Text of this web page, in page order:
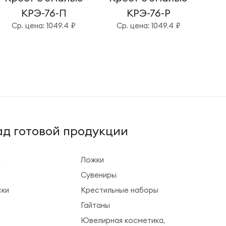
КРЭ-76-П
Cр. цена: 1049.4 ₽
КРЭ-76-Р
Cр. цена: 1049.4 ₽
готовой продукции
Ложки
Сувениры
Крестильные наборы
Гайтаны
Ювелирная косметика,